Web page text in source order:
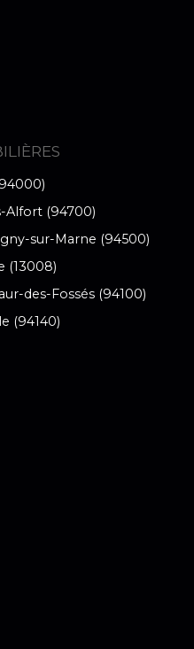
Alfort (94700)
sur-Marne (94500)
(13008)
des-Fossés (94100)
(94140)